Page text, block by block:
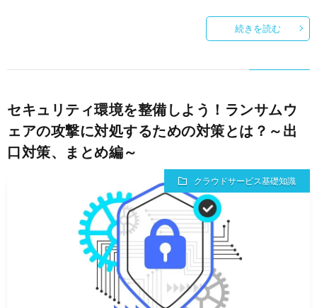
続きを読む
セキュリティ環境を整備しよう！ランサムウ
ェアの攻撃に対処するための対策とは？～出
口対策、まとめ編～
クラウドサービス基礎知識